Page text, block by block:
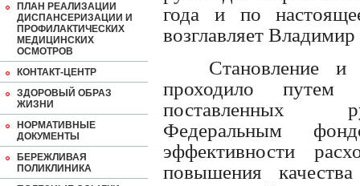
ПЛАН РЕАЛИЗАЦИИ
ДИСПАНСЕРИЗАЦИИ И
ПРОФИЛАКТИЧЕСКИХ
МЕДИЦИНСКИХ
ОСМОТРОВ
КОНТАКТ-ЦЕНТР
ЗДОРОВЫЙ ОБРАЗ
ЖИЗНИ
НОРМАТИВНЫЕ
ДОКУМЕНТЫ
БЕРЕЖЛИВАЯ
ПОЛИКЛИНИКА
года и по
возглавляет
Становление
проходило путем
поставленных
Федеральным
эффективности
повышения